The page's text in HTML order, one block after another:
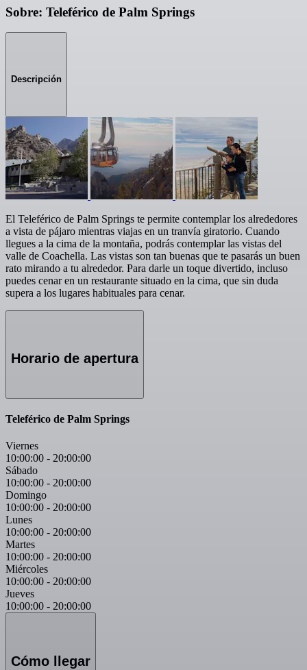
Sobre: Teleférico de Palm Springs
Descripción
El Teleférico de Palm Springs te permite contemplar los alrededores
a vista de pájaro mientras viajas en un tranvía giratorio. Cuando
llegues a la cima de la montaña, podrás contemplar las vistas del
valle de Coachella. Las vistas son tan buenas que te pasarás un buen
rato mirando a tu alrededor. Para darle un toque divertido, incluso
puedes cenar en un restaurante situado en la cima, que sin duda
supera a los lugares habituales para cenar.
Horario de apertura
Teleférico de Palm Springs
Viernes
10:00:00 - 20:00:00
Sábado
10:00:00 - 20:00:00
Domingo
10:00:00 - 20:00:00
Lunes
10:00:00 - 20:00:00
Martes
10:00:00 - 20:00:00
Miércoles
10:00:00 - 20:00:00
Jueves
10:00:00 - 20:00:00
Cómo llegar